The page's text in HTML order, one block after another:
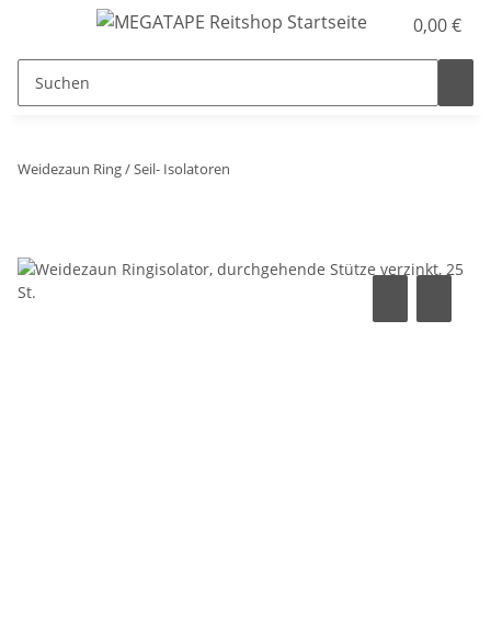
0,00 €
Weidezaun Ring / Seil- Isolatoren